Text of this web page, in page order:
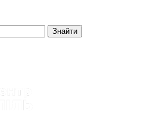
Знайти